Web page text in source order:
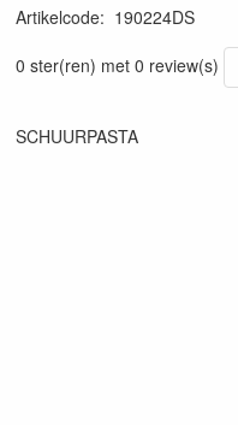
Artikelcode: 190224DS
0 ster(ren) met 0 review(s)
SCHUURPASTA